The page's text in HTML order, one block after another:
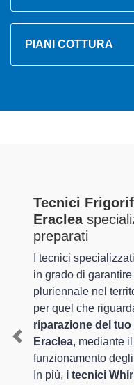
PIANI COTTURA
Tecnici
Eraclea
preparati
I tecnici
in grado di
pluriennale nel
per quel che
riparazione del
Eraclea, mediante
funzionamento
In più, i tecnici
Previous